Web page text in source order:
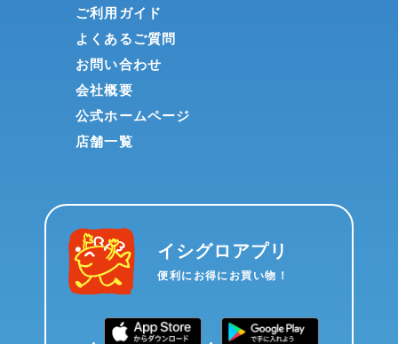
ご利用ガイド
よくあるご質問
お問い合わせ
会社概要
公式ホームページ
店舗一覧
イシグロアプリ
便利にお得にお買い物！